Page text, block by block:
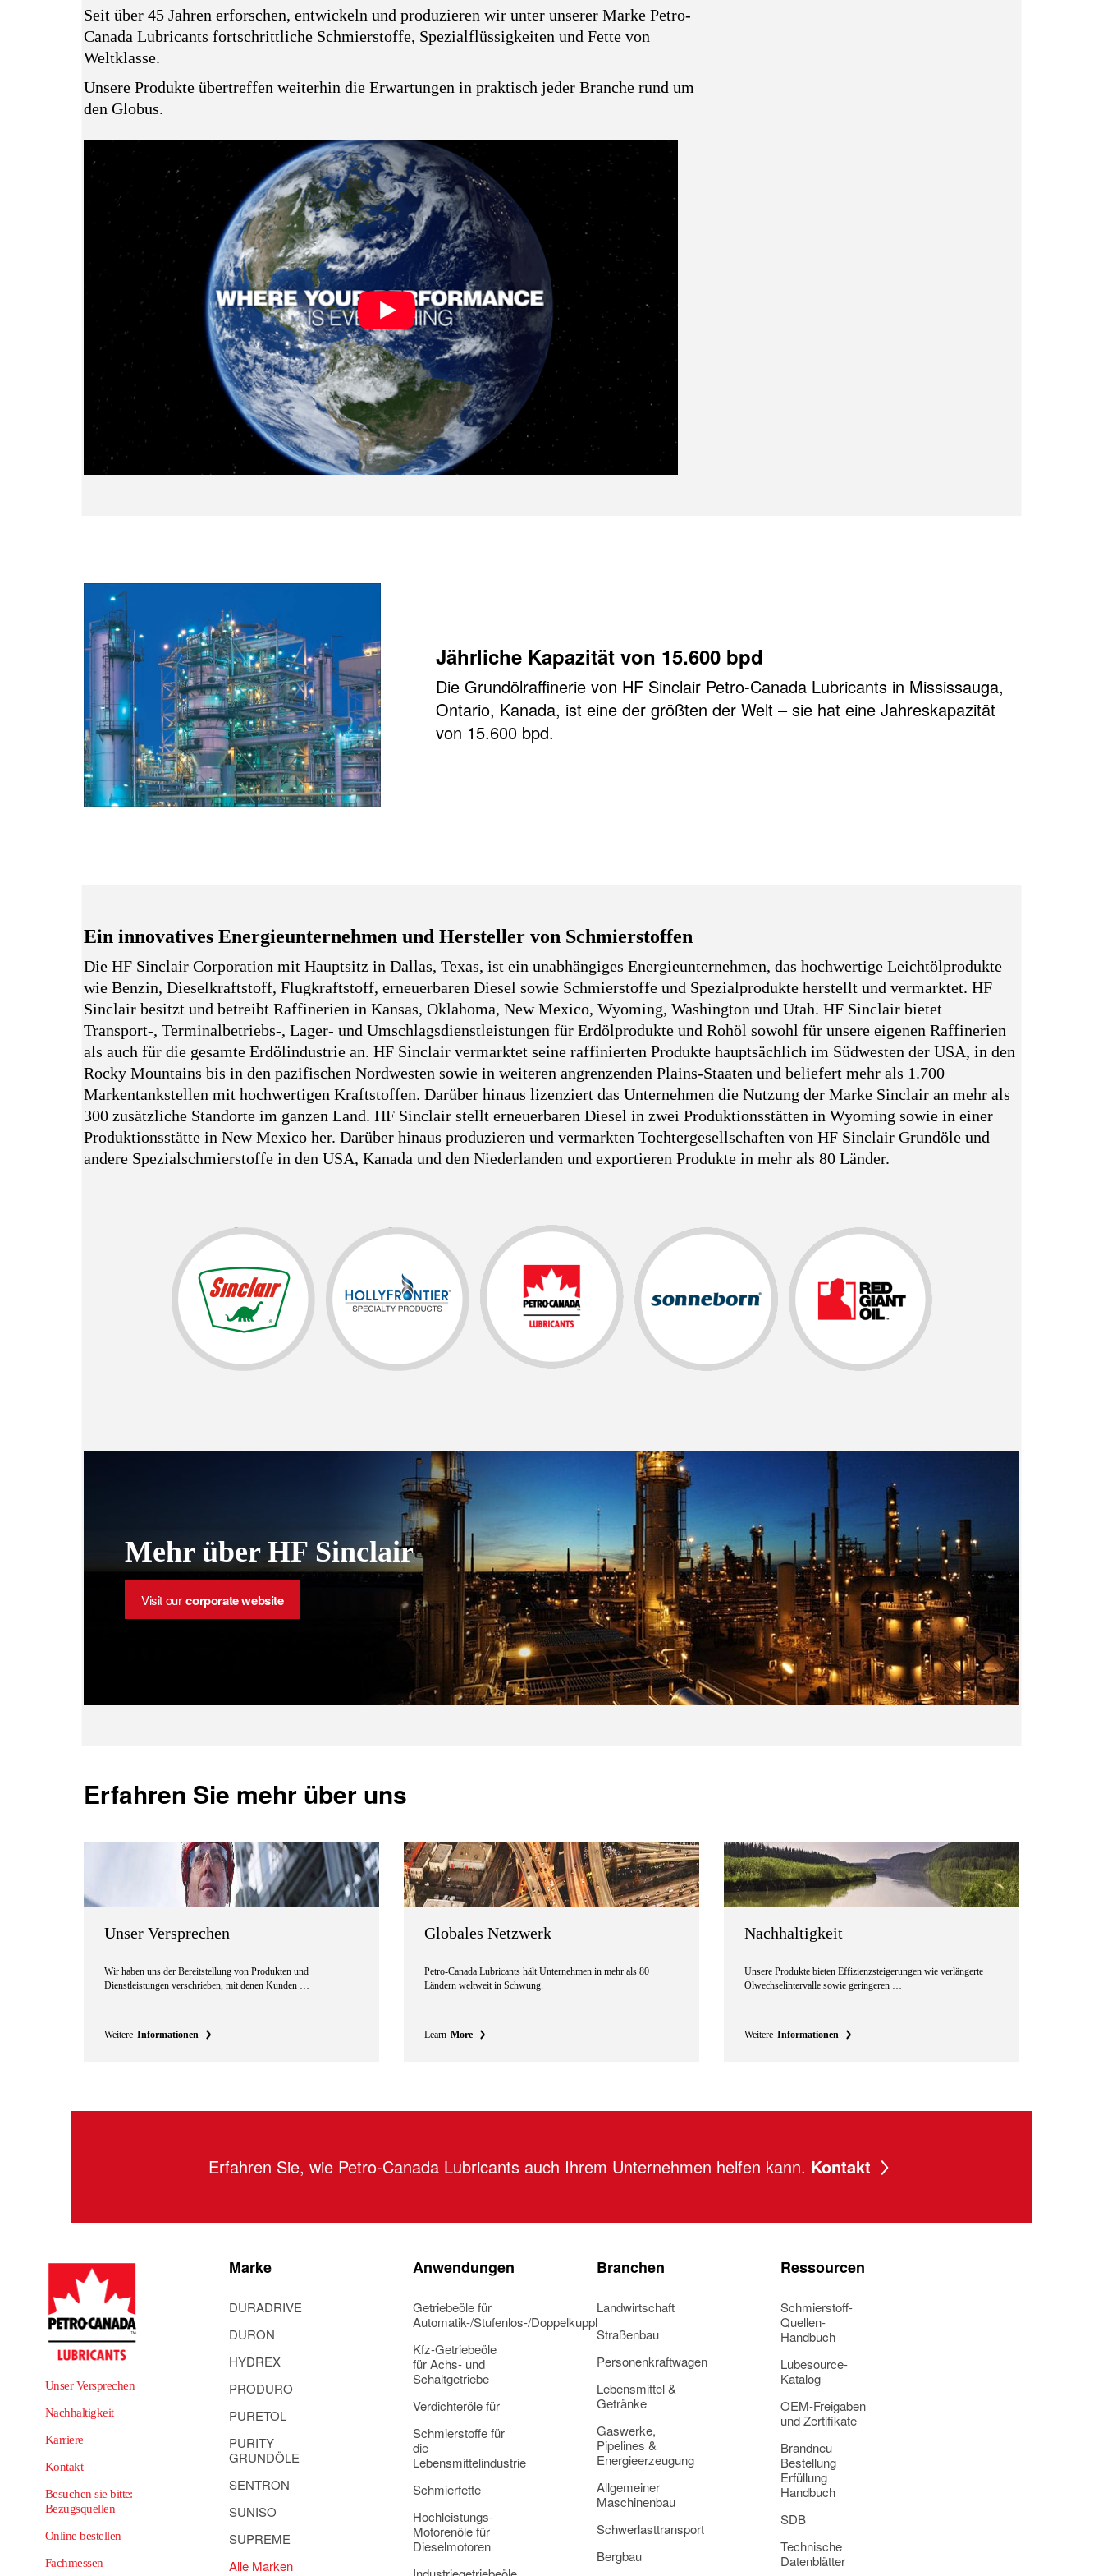
Seit über 45 Jahren erforschen, entwickeln und produzieren wir unter unserer Marke Petro-
Canada Lubricants fortschrittliche Schmierstoffe, Spezialflüssigkeiten und Fette von
Weltklasse.
Unsere Produkte übertreffen weiterhin die Erwartungen in praktisch jeder Branche rund um
den Globus.
Jährliche Kapazität von 15.600 bpd
Die Grundölraffinerie von HF Sinclair Petro-Canada Lubricants in Mississauga,
Ontario, Kanada, ist eine der größten der Welt – sie hat eine Jahreskapazität
von 15.600 bpd.
Ein innovatives Energieunternehmen und Hersteller von Schmierstoffen
Die HF Sinclair Corporation mit Hauptsitz in Dallas, Texas, ist ein unabhängiges Energieunternehmen, das hochwertige Leichtölprodukte
wie Benzin, Dieselkraftstoff, Flugkraftstoff, erneuerbaren Diesel sowie Schmierstoffe und Spezialprodukte herstellt und vermarktet. HF
Sinclair besitzt und betreibt Raffinerien in Kansas, Oklahoma, New Mexico, Wyoming, Washington und Utah. HF Sinclair bietet
Transport-, Terminalbetriebs-, Lager- und Umschlagsdienstleistungen für Erdölprodukte und Rohöl sowohl für unsere eigenen Raffinerien
als auch für die gesamte Erdölindustrie an. HF Sinclair vermarktet seine raffinierten Produkte hauptsächlich im Südwesten der USA, in den
Rocky Mountains bis in den pazifischen Nordwesten sowie in weiteren angrenzenden Plains-Staaten und beliefert mehr als 1.700
Markentankstellen mit hochwertigen Kraftstoffen. Darüber hinaus lizenziert das Unternehmen die Nutzung der Marke Sinclair an mehr als
300 zusätzliche Standorte im ganzen Land. HF Sinclair stellt erneuerbaren Diesel in zwei Produktionsstätten in Wyoming sowie in einer
Produktionsstätte in New Mexico her. Darüber hinaus produzieren und vermarkten Tochtergesellschaften von HF Sinclair Grundöle und
andere Spezialschmierstoffe in den USA, Kanada und den Niederlanden und exportieren Produkte in mehr als 80 Länder.
Mehr über HF Sinclair
Visit our corporate website
Erfahren Sie mehr über uns
Unser Versprechen
Wir haben uns der Bereitstellung von Produkten und
Dienstleistungen verschrieben, mit denen Kunden …
Weitere Informationen
Globales Netzwerk
Petro-Canada Lubricants hält Unternehmen in mehr als 80
Ländern weltweit in Schwung.
Learn More
Nachhaltigkeit
Unsere Produkte bieten Effizienzsteigerungen wie verlängerte
Ölwechselintervalle sowie geringeren …
Weitere Informationen
Erfahren Sie, wie Petro-Canada Lubricants auch Ihrem Unternehmen helfen kann. Kontakt
Unser Versprechen
Nachhaltigkeit
Karriere
Kontakt
Besuchen sie bitte:
Bezugsquellen
Online bestellen
Fachmessen
Marke
DURADRIVE
DURON
HYDREX
PRODURO
PURETOL
PURITY
GRUNDÖLE
SENTRON
SUNISO
SUPREME
Alle Marken
Anwendungen
Getriebeöle für
Automatik-/Stufenlos-/Doppelkupplungsgetriebe
Kfz-Getriebeöle
für Achs- und
Schaltgetriebe
Verdichteröle für
Schmierstoffe für
die
Lebensmittelindustrie
Schmierfette
Hochleistungs-
Motorenöle für
Dieselmotoren
Branchen
Landwirtschaft
Straßenbau
Personenkraftwagen
Lebensmittel &
Getränke
Gaswerke,
Pipelines &
Energieerzeugung
Allgemeiner
Maschinenbau
Schwerlasttransport
Bergbau
Ressourcen
Schmierstoff-
Quellen-
Handbuch
Lubesource-
Katalog
OEM-Freigaben
und Zertifikate
Brandneu
Bestellung
Erfüllung
Handbuch
SDB
Technische
Datenblätter